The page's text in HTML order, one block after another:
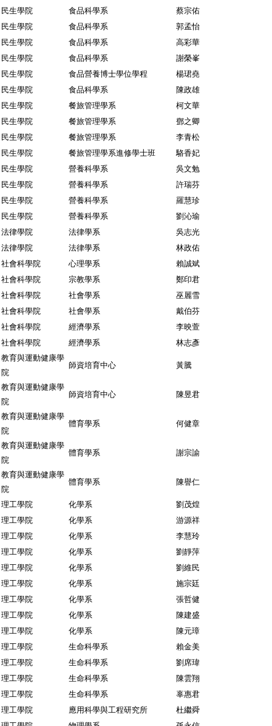
民生學院
食品科學系
蔡宗佑
民生學院
食品科學系
郭孟怡
民生學院
食品科學系
高彩華
民生學院
食品科學系
謝榮峯
民生學院
食品營養博士學位學程
楊珺堯
民生學院
食品科學系
陳政雄
民生學院
餐旅管理學系
柯文華
民生學院
餐旅管理學系
鄧之卿
民生學院
餐旅管理學系
李青松
民生學院
餐旅管理學系進修學士班
駱香妃
民生學院
營養科學系
吳文勉
民生學院
營養科學系
許瑞芬
民生學院
營養科學系
羅慧珍
民生學院
營養科學系
劉沁瑜
法律學院
法律學系
吳志光
法律學院
法律學系
林政佑
社會科學院
心理學系
賴誠斌
社會科學院
宗教學系
鄭印君
社會科學院
社會學系
巫麗雪
社會科學院
社會學系
戴伯芬
社會科學院
經濟學系
李映萱
社會科學院
經濟學系
林志彥
教育與運動健康學
院
師資培育中心 黃騰
教育與運動健康學
院
師資培育中心 陳昱君
教育與運動健康學
院
體育學系 何健章
教育與運動健康學
院
體育學系 謝宗諭
教育與運動健康學
院
體育學系 陳譽仁
理工學院 化學系
劉茂煌
理工學院
化學系
游源祥
理工學院
化學系
李慧玲
理工學院
化學系
劉靜萍
理工學院
化學系
劉維民
理工學院
化學系
施宗廷
理工學院
化學系
張哲健
理工學院
化學系
陳建盛
理工學院
化學系
陳元璋
理工學院
生命科學系
賴金美
理工學院
生命科學系
劉席瑋
理工學院
生命科學系
陳雲翔
理工學院
生命科學系
辜惠君
理工學院
應用科學與工程研究所
杜繼舜